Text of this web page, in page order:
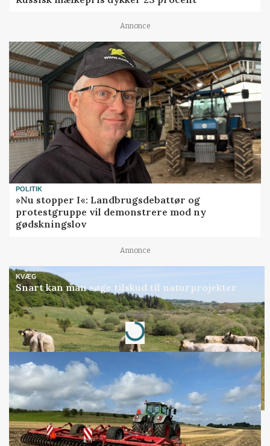
Annonce
POLITIK
»Nu stopper I«: Landbrugsdebattør og
protestgruppe vil demonstrere mod ny
gødskningslov
Annonce
KVÆG
Snart kan man søge tilskud til naturprojekter
Annonce
Loading...